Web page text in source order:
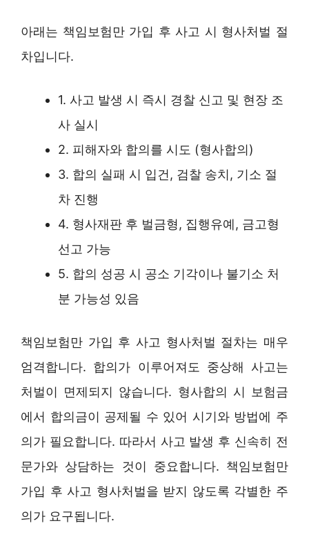
아래는 책임보험만 가입 후 사고 시 형사처벌 절
차입니다.
1. 사고 발생 시 즉시 경찰 신고 및 현장 조
사 실시
2. 피해자와 합의를 시도 (형사합의)
3. 합의 실패 시 입건, 검찰 송치, 기소 절
차 진행
4. 형사재판 후 벌금형, 집행유예, 금고형
선고 가능
5. 합의 성공 시 공소 기각이나 불기소 처
분 가능성 있음
책임보험만 가입 후 사고 형사처벌 절차는 매우
엄격합니다. 합의가 이루어져도 중상해 사고는
처벌이 면제되지 않습니다. 형사합의 시 보험금
에서 합의금이 공제될 수 있어 시기와 방법에 주
의가 필요합니다. 따라서 사고 발생 후 신속히 전
문가와 상담하는 것이 중요합니다. 책임보험만
가입 후 사고 형사처벌을 받지 않도록 각별한 주
의가 요구됩니다.